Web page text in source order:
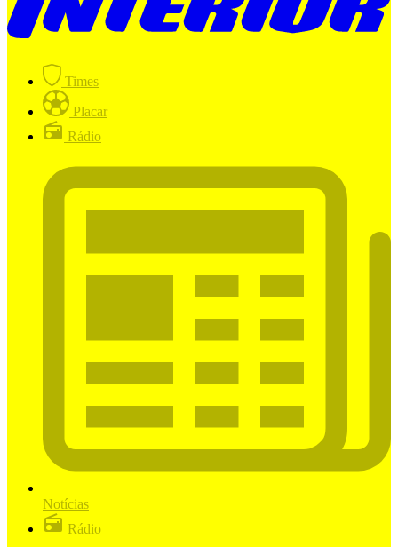
Times
Placar
Rádio
Notícias
Rádio